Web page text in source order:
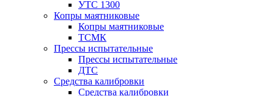
УТС 1300
Копры маятниковые
Копры маятниковые
ТСМК
Прессы испытательные
Прессы испытательные
ДТС
Средства калибровки
Средства калибровки